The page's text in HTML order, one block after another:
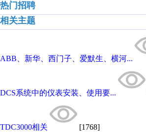
热门招聘
相关主题
ABB、新华、西门子、爱默生、横河...
DCS系统中的仪表安装、使用要...
TDC3000相关 [1768]